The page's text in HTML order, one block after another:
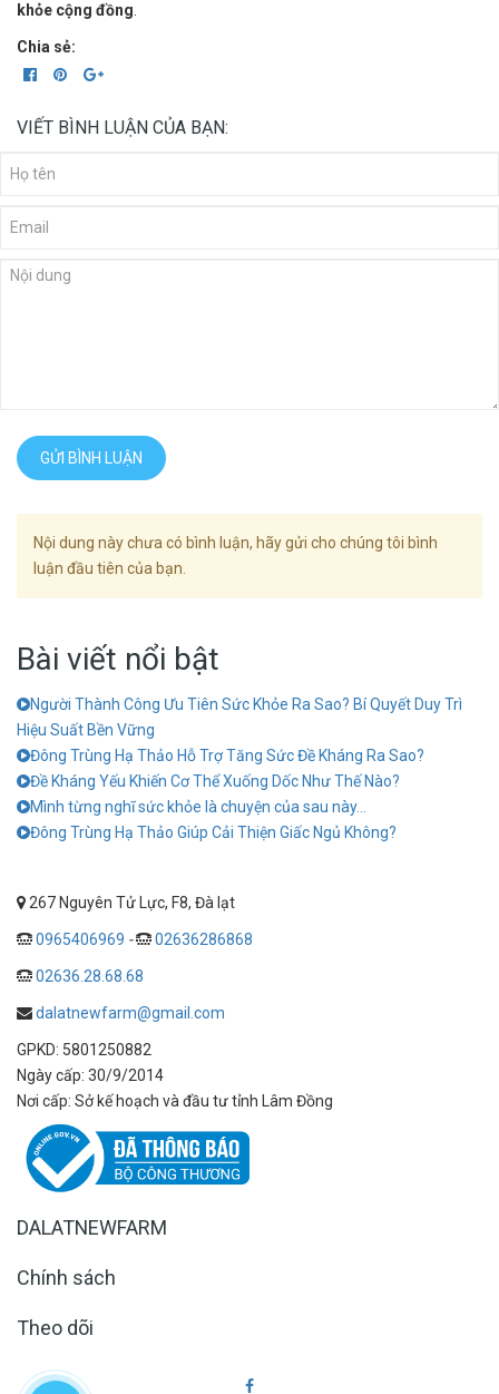
khỏe cộng đồng
Chia sẻ:
VIẾT BÌNH LUẬN CỦA BẠN:
GỬI BÌNH LUẬN
Nội dung này chưa có bình luận, hãy gửi cho chúng tôi bình
luận đầu tiên của bạn.
Bài viết nổi bật
Người Thành Công Ưu Tiên Sức Khỏe Ra Sao? Bí Quyết Duy Trì
Hiệu Suất Bền Vững
Đông Trùng Hạ Thảo Hỗ Trợ Tăng Sức Đề Kháng Ra Sao?
Đề Kháng Yếu Khiến Cơ Thể Xuống Dốc Như Thế Nào?
Mình từng nghĩ sức khỏe là chuyện của sau này…
Đông Trùng Hạ Thảo Giúp Cải Thiện Giấc Ngủ Không?
267 Nguyên Tử Lực, F8, Đà lạt
0965406969 - 02636286868
02636.28.68.68
dalatnewfarm@gmail.com
GPKD: 5801250882
Ngày cấp: 30/9/2014
Nơi cấp: Sở kế hoạch và đầu tư tỉnh Lâm Đồng
DALATNEWFARM
Chính sách
Theo dõi